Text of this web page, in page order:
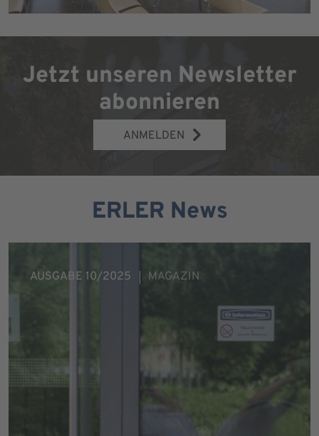
Jetzt unseren Newsletter
abonnieren
ANMELDEN
ERLER News
AUSGABE 10/2025 MAGAZIN